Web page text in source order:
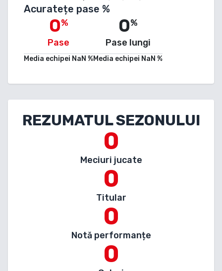
Acuratețe pase %
0%
Pase
Media echipei NaN %
0%
Pase lungi
Media echipei NaN %
REZUMATUL SEZONULUI
0
Meciuri jucate
0
Titular
0
Notă performanțe
0